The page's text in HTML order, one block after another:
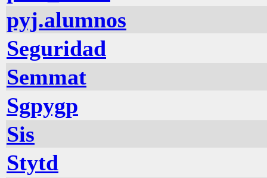
pyj.alumnos
Seguridad
Semmat
Sgpygp
Sis
Stytd